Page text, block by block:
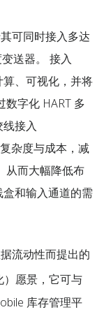
可同时接入多达
送器。 接入
、可视化，并将
字化 HART 多
接入
杂度与成本，减
从而大幅降低布
和输入通道的需
流动性而提出的
）愿景，它可与
库存管理平